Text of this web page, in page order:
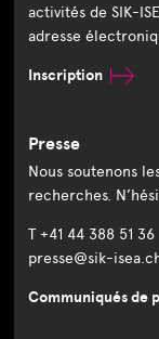
activités de SIK-
adresse
Inscription
Presse
Nous soutenons
recherches.
T +41 44 388 51 36
presse@sik-
Communiqués de